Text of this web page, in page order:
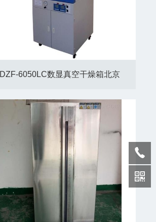
DZF-6050LC数显真空干燥箱北京